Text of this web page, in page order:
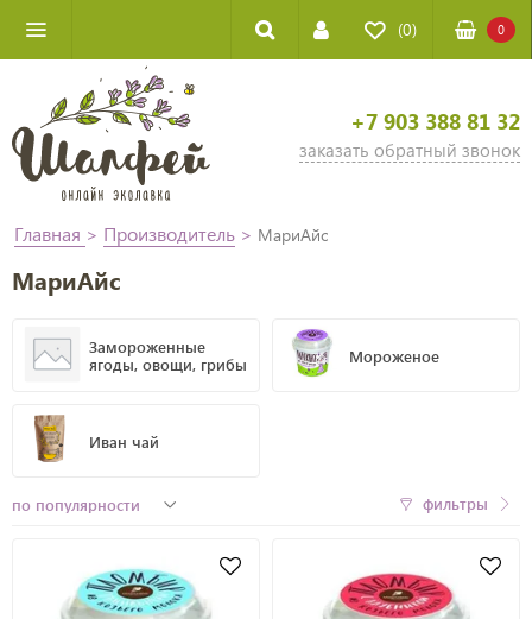
(0) 0
+7 903 388 81 32
заказать обратный звонок
Главная > Производитель > МариАйс
МариАйс
Замороженные
ягоды, овощи, грибы
Мороженое
Иван чай
фильтры